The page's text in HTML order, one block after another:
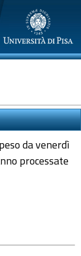
da venerdì
processate